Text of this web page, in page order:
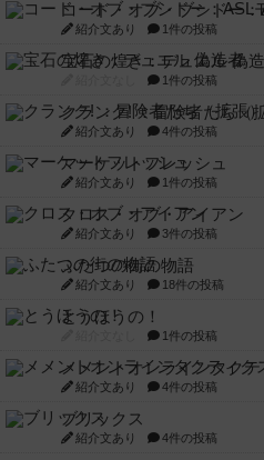
コード・オブ・ブシドー
紹介文あり 1件の投稿
宝石の煌き：デュエル 偽
1件の投稿
クランク! ：冒険者たち（
紹介文あり 4件の投稿
マーケットフレッシュ
紹介文あり 1件の投稿
クロス・オブ・アイアン
紹介文あり 3件の投稿
ふたつの街の物語
紹介文あり 18件の投稿
とうほうの！
1件の投稿
メメントオンラインタクテ
紹介文あり 4件の投稿
ブリックス
紹介文あり 4件の投稿